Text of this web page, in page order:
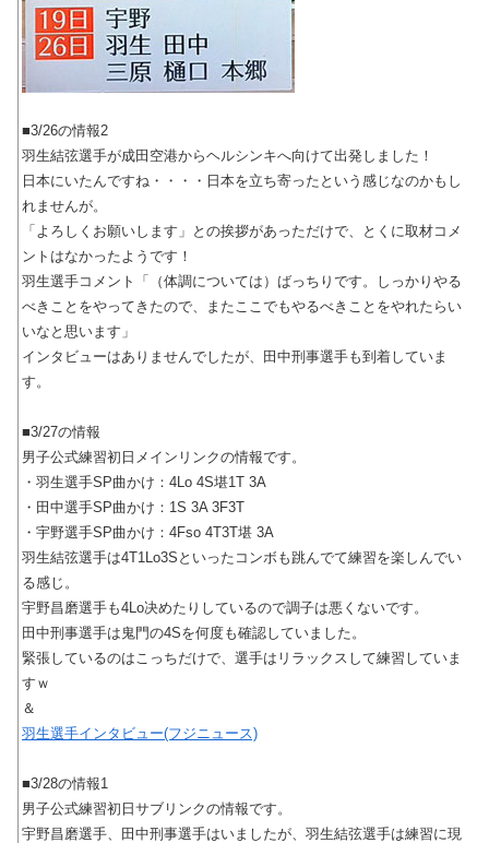
■3/26の情報2
羽生結弦選手が成田空港からヘルシンキへ向けて出発しました！
日本にいたんですね・・・・日本を立ち寄ったという感じなのかもし
れませんが。
「よろしくお願いします」との挨拶があっただけで、とくに取材コメ
ントはなかったようです！
羽生選手コメント「（体調については）ばっちりです。しっかりやる
べきことをやってきたので、またここでもやるべきことをやれたらい
いなと思います」
インタビューはありませんでしたが、田中刑事選手も到着していま
す。
■3/27の情報
男子公式練習初日メインリンクの情報です。
・羽生選手SP曲かけ：4Lo 4S堪1T 3A
・田中選手SP曲かけ：1S 3A 3F3T
・宇野選手SP曲かけ：4Fso 4T3T堪 3A
羽生結弦選手は4T1Lo3Sといったコンボも跳んでて練習を楽しんでい
る感じ。
宇野昌磨選手も4Lo决めたりしているので調子は悪くないです。
田中刑事選手は鬼門の4Sを何度も確認していました。
緊張しているのはこっちだけで、選手はリラックスして練習していま
すｗ
＆
羽生選手インタビュー(フジニュース)
■3/28の情報1
男子公式練習初日サブリンクの情報です。
宇野昌磨選手、田中刑事選手はいましたが、羽生結弦選手は練習に現